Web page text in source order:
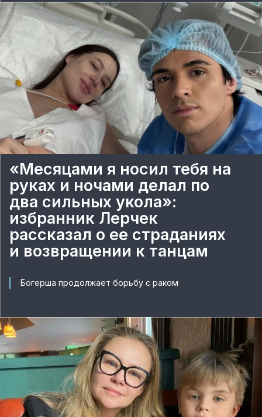
«Месяцами я носил тебя на
руках и ночами делал по
два сильных укола»:
избранник Лерчек
рассказал о ее страданиях
и возвращении к танцам
Богерша продолжает борьбу с раком